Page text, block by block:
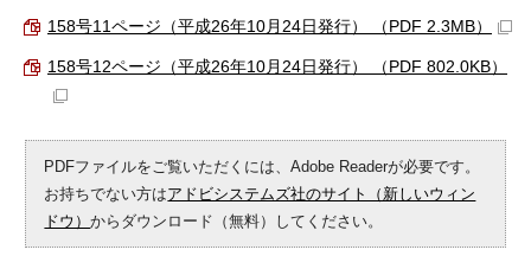
158号11ページ（平成26年10月24日発行） （PDF 2.3MB）
158号12ページ（平成26年10月24日発行） （PDF 802.0KB）
PDFファイルをご覧いただくには、Adobe Readerが必要です。
お持ちでない方はアドビシステムズ社のサイト（新しいウィン
ドウ）からダウンロード（無料）してください。